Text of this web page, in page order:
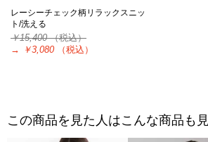
レーシーチェック柄リラックスニッ
ト/洗える
￥15,400（税込）
→
￥3,080 （税込）
この商品を見た人はこんな商品も